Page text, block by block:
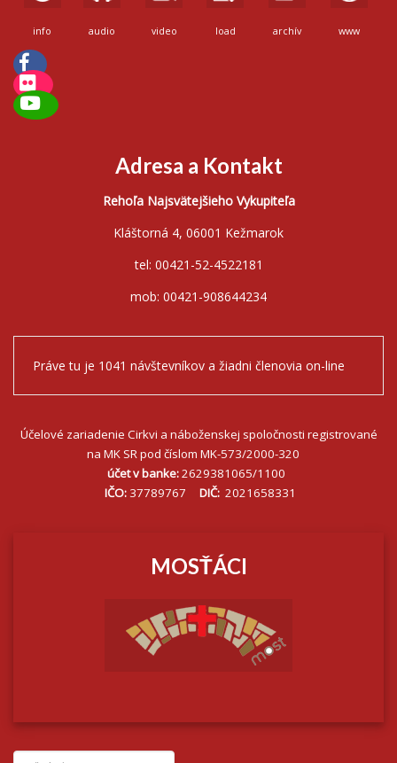
info audio video load archív www
Adresa a Kontakt
Rehoľa Najsvätejšieho Vykupiteľa
Kláštorná 4, 06001 Kežmarok
tel: 00421-52-4522181
mob: 00421-908644234
Práve tu je 1041 návštevníkov a žiadni členovia on-line
Účelové zariadenie Cirkvi a náboženskej spoločnosti registrované
na MK SR pod číslom MK-573/2000-320
účet v banke:2629381065/1100
IČO:37789767 DIČ:2021658331
MOSŤÁCI